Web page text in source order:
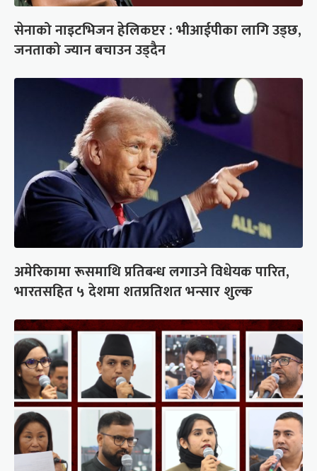
सेनाको नाइटभिजन हेलिकप्टर : भीआईपीका लागि उड्छ,
जनताको ज्यान बचाउन उड्दैन
अमेरिकामा रूसमाथि प्रतिबन्ध लगाउने विधेयक पारित,
भारतसहित ५ देशमा शतप्रतिशत भन्सार शुल्क